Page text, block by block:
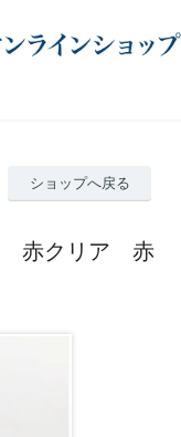
ショップへ戻る
赤クリア 赤